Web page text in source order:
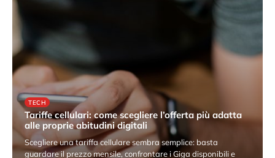
TECH
Tariffe cellulari: come scegliere l’offerta più adatta
alle proprie abitudini digitali
Scegliere una tariffa cellulare sembra semplice: basta
guardare il prezzo mensile, confrontare i Giga disponibili e